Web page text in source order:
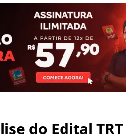
do Edital TRT